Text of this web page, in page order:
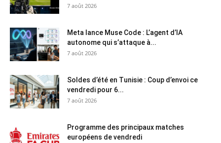
7 août 2026
Meta lance Muse Code : L’agent d’IA
autonome qui s’attaque à...
7 août 2026
Soldes d’été en Tunisie : Coup d’envoi ce
vendredi pour 6...
7 août 2026
Programme des principaux matches
européens de vendredi